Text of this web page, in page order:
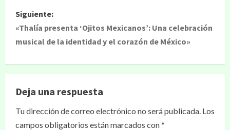
Siguiente:
«Thalía presenta ‘Ojitos Mexicanos’: Una celebración
musical de la identidad y el corazón de México»
Deja una respuesta
Tu dirección de correo electrónico no será publicada. Los
campos obligatorios están marcados con*